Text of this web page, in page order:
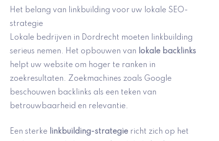
Het belang van linkbuilding voor uw lokale SEO-
strategie
Lokale bedrijven in Dordrecht moeten linkbuilding
serieus nemen. Het opbouwen van
lokale backlinks
helpt uw website om hoger te ranken in
zoekresultaten. Zoekmachines zoals Google
beschouwen backlinks als een teken van
betrouwbaarheid en relevantie.
Een sterke linkbuilding-strategie richt zich op het